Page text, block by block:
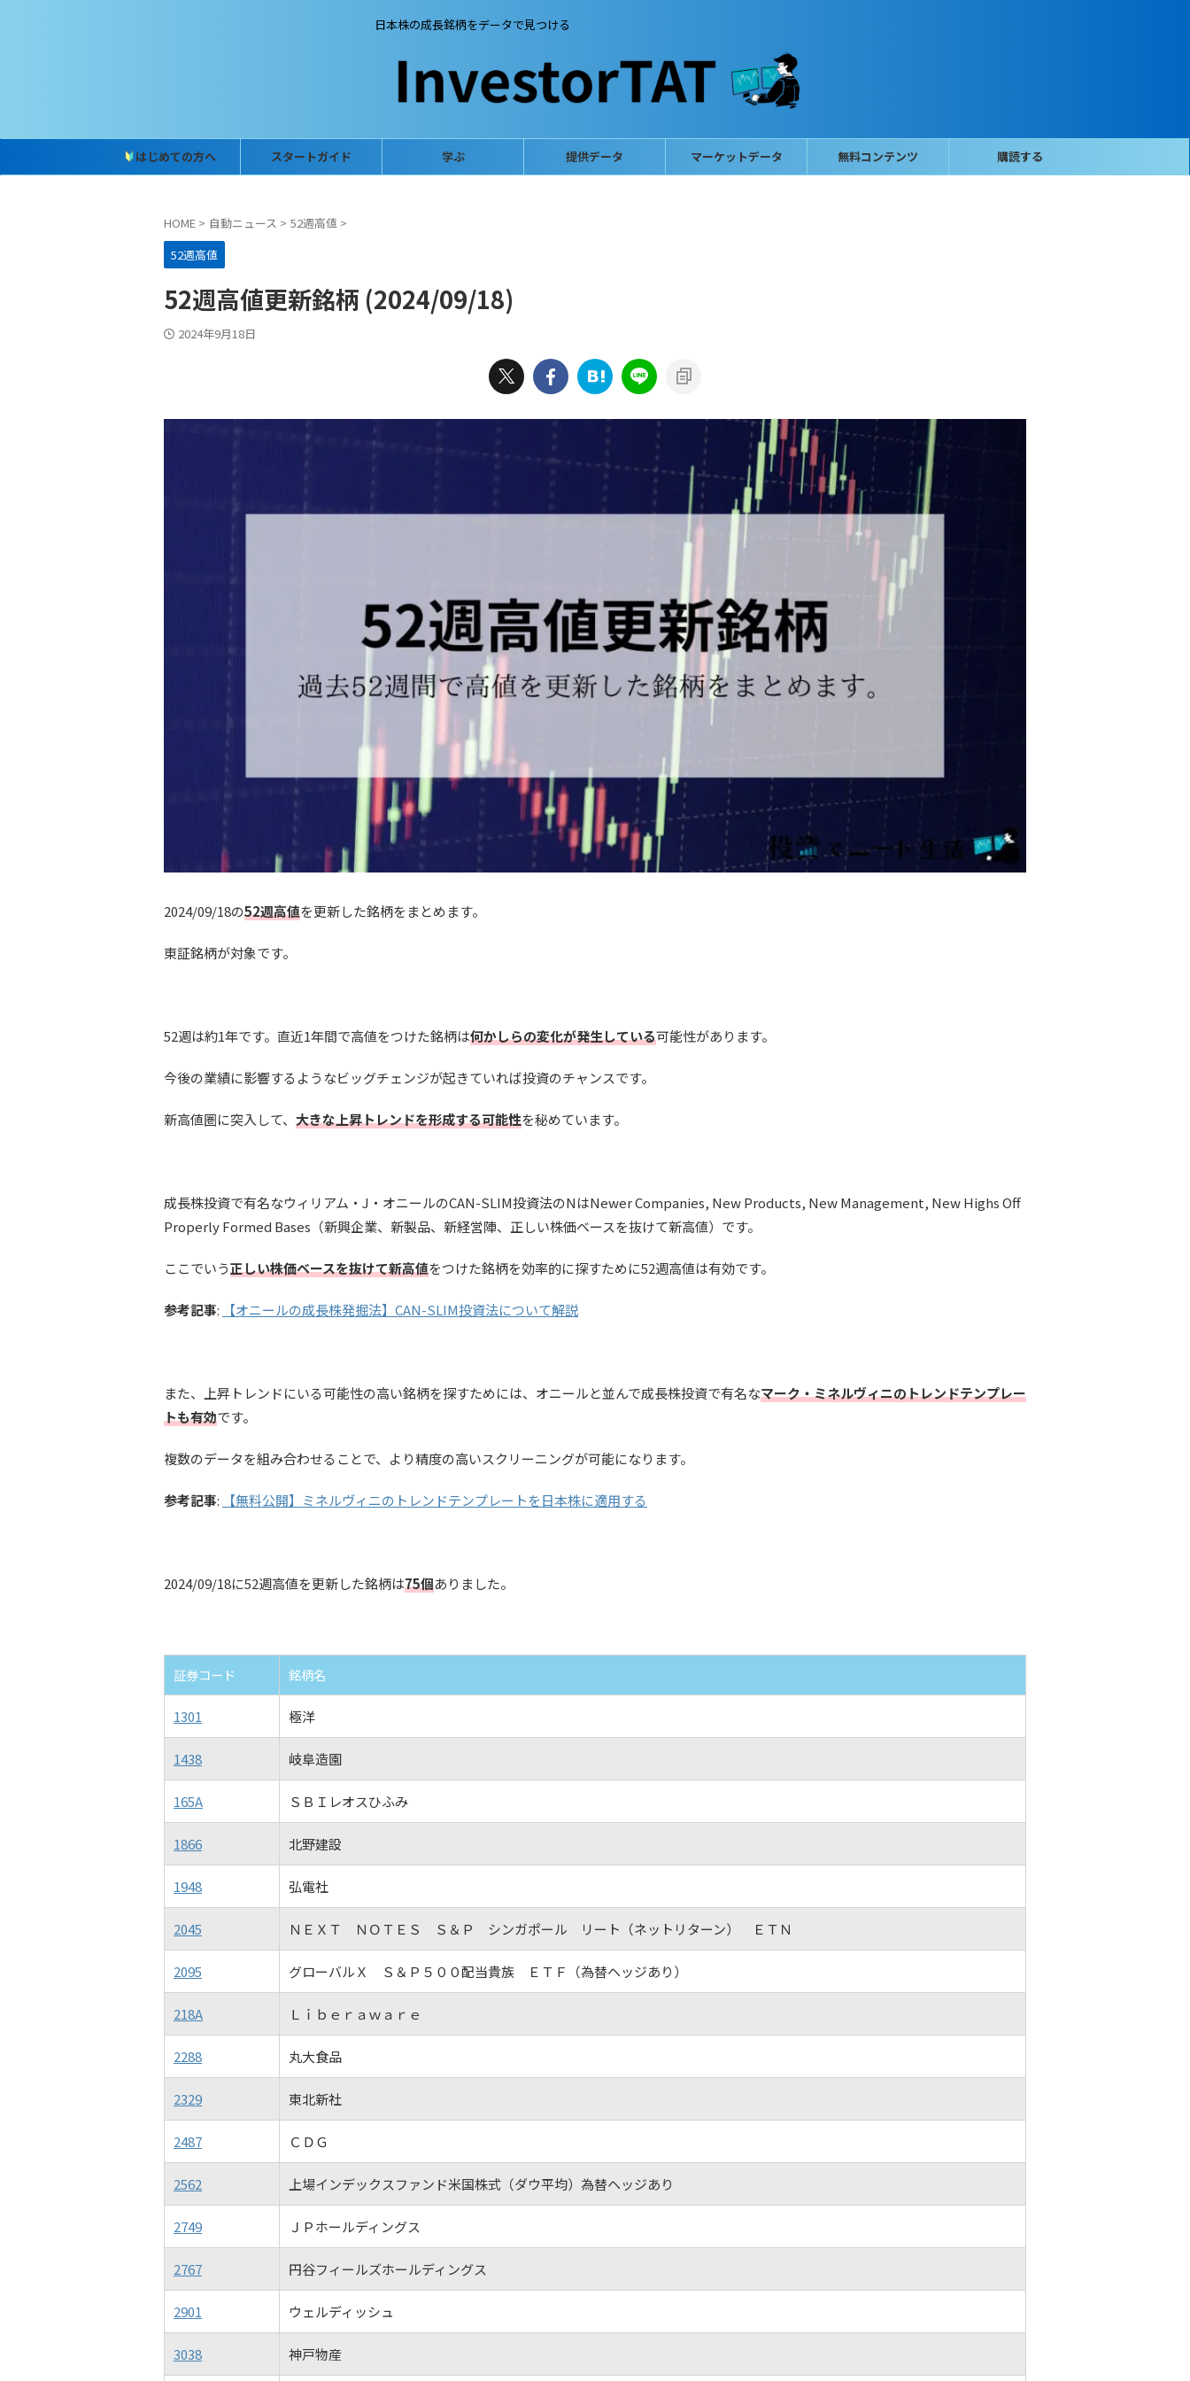
日本株の成長銘柄をデータで見つける
はじめての方へ スタートガイド 学ぶ 提供データ マーケットデータ 無料コンテンツ 購読する
HOME > 自動ニュース > 52週高値 >
52週高値
52週高値更新銘柄 (2024/09/18)
2024年9月18日
2024/09/18の52週高値を更新した銘柄をまとめます。
東証銘柄が対象です。
52週は約1年です。直近1年間で高値をつけた銘柄は何かしらの変化が発生している可能性があります。
今後の業績に影響するようなビッグチェンジが起きていれば投資のチャンスです。
新高値圏に突入して、 大きな上昇トレンドを形成する可能性を秘めています。
成長株投資で有名なウィリアム・J・オニールのCAN-SLIM投資法のNはNewer Companies, New Products, New Management, New Highs Off
Properly Formed Bases（新興企業、新製品、新経営陣、正しい株価ベースを抜けて新高値）です。
ここでいう正しい株価ベースを抜けて新高値をつけた銘柄を効率的に探すために52週高値は有効です。
参考記事: 【オニールの成長株発掘法】CAN-SLIM投資法について解説
また、上昇トレンドにいる可能性の高い銘柄を探すためには、オニールと並んで成長株投資で有名なマーク・ミネルヴィニのトレンドテンプレー
トも有効です。
複数のデータを組み合わせることで、より精度の高いスクリーニングが可能になります。
参考記事: 【無料公開】ミネルヴィニのトレンドテンプレートを日本株に適用する
2024/09/18に52週高値を更新した銘柄は75個ありました。
証券コード 銘柄名
1301 極洋
1438 岐阜造園
165A ＳＢＩレオスひふみ
1866 北野建設
1948 弘電社
2045 ＮＥＸＴ ＮＯＴＥＳ Ｓ＆Ｐ シンガポール リート（ネットリターン） ＥＴＮ
2095 グローバルＸ Ｓ＆Ｐ５００配当貴族 ＥＴＦ（為替ヘッジあり）
218A Ｌｉｂｅｒａｗａｒｅ
2288 丸大食品
2329 東北新社
2487 ＣＤＧ
2562 上場インデックスファンド米国株式（ダウ平均）為替ヘッジあり
2749 ＪＰホールディングス
2767 円谷フィールズホールディングス
2901 ウェルディッシュ
3038 神戸物産